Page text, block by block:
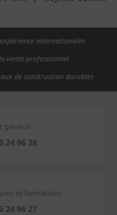
internationales
vente professionnel
de construction durables
général
24 96 38
et formations
24 96 27